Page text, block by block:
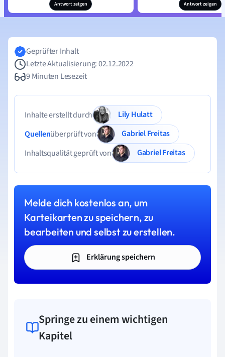
Antwort zeigen Antwort zeigen
Geprüfter Inhalt
Letzte Aktualisierung: 02.12.2022
9 Minuten Lesezeit
Inhalte erstellt durch
Lily Hulatt
Quellenüberprüft von
Gabriel Freitas
Inhaltsqualität geprüft von
Gabriel Freitas
Melde dich kostenlos an, um
Karteikarten zu speichern, zu
bearbeiten und selbst zu erstellen.
Erklärung speichern
Springe zu einem wichtigen
Kapitel